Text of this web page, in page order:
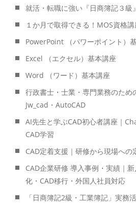
就活・転職に強い『日商簿記３級
１か月で取得できる！MOS資格講
PowerPoint （パワーポイント）
Excel （エクセル）基本講座
Word （ワード）基本講座
行政書士・士業・専門業務のため
Jw_cad・AutoCAD
AI先生と学ぶCAD初心者講座｜
CAD学習
CAD定着支援｜研修から現場への
CAD企業研修 導入事例・実績｜
化・CAD移行・外国人社員対応
「日商簿記2級・工業簿記」実務